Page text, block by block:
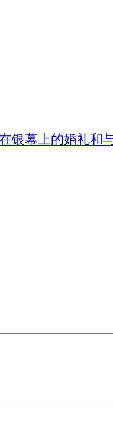
银幕上的婚礼和